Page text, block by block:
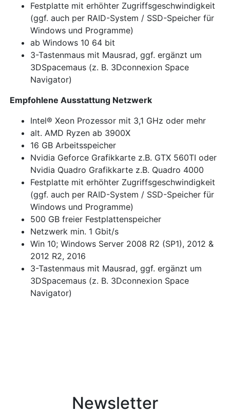
Festplatte mit erhöhter Zugriffsgeschwindigkeit
(ggf. auch per RAID-System / SSD-Speicher für
Windows und Programme)
ab Windows 10 64 bit
3-Tastenmaus mit Mausrad, ggf. ergänzt um
3DSpacemaus (z. B. 3Dconnexion Space
Navigator)
Empfohlene Ausstattung Netzwerk
Intel® Xeon Prozessor mit 3,1 GHz oder mehr
alt. AMD Ryzen ab 3900X
16 GB Arbeitsspeicher
Nvidia Geforce Grafikkarte z.B. GTX 560TI oder
Nvidia Quadro Grafikkarte z.B. Quadro 4000
Festplatte mit erhöhter Zugriffsgeschwindigkeit
(ggf. auch per RAID-System / SSD-Speicher für
Windows und Programme)
500 GB freier Festplattenspeicher
Netzwerk min. 1 Gbit/s
Win 10; Windows Server 2008 R2 (SP1), 2012 &
2012 R2, 2016
3-Tastenmaus mit Mausrad, ggf. ergänzt um
3DSpacemaus (z. B. 3Dconnexion Space
Navigator)
Newsletter